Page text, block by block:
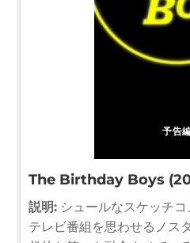
予告
The Birthday Boys
説明: シュールなスケッチ
テレビ番組を思わせるノス